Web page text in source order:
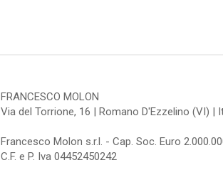
FRANCESCO MOLON
Via del Torrione, 16 | Romano D'Ezzelino (VI)
Francesco Molon s.r.l. - Cap. Soc. Euro
C.F. e P. Iva 04452450242